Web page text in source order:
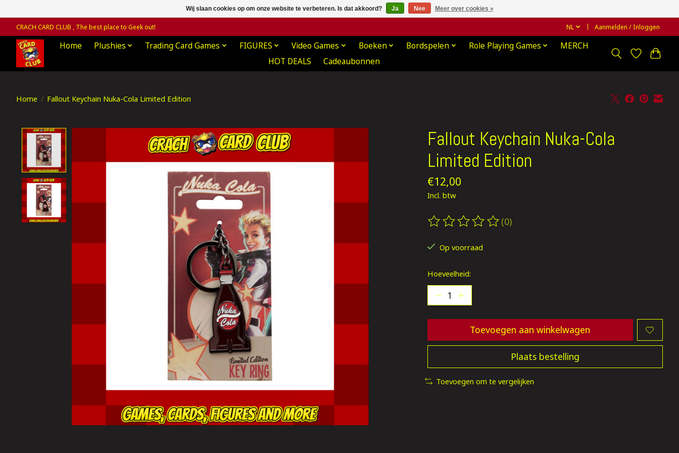
CRACH CARD CLUB , The best place to Geek out! NL Aanmelden / Inloggen
Home Plushies Trading Card Games FIGURES Video Games Boeken Bordspelen Role Playing Games
MERCH
HOT DEALS
Cadeaubonnen
Home / Fallout Keychain Nuka-Cola Limited Edition
Product image slideshow Items
Fallout Keychain Nuka-Cola
Limited Edition
€12,00
Incl. btw
De beoordeling van dit product is
(0)
Op voorraad
Hoeveelheid:
Toevoegen aan winkelwagen
Plaats bestelling
Toevoegen om te vergelijken
Wij slaan cookies op om onze website te verbeteren. Is dat akkoord? Ja Nee Meer over cookies »